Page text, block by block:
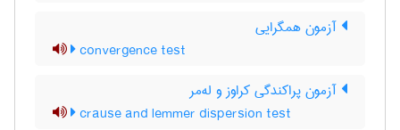
آزمون همگرایی
convergence test
آزمون پراکندگی کراوز و له‌مر
crause and lemmer dispersion test